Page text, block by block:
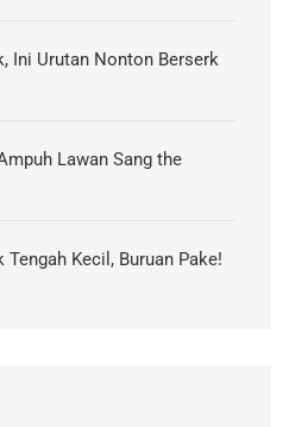
Ini Urutan Nonton Berserk
Lawan Sang the
Kecil, Buruan Pake!